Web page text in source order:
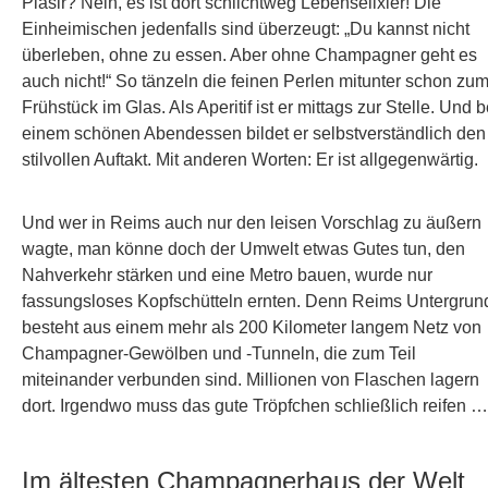
Einheimischen jedenfalls sind überzeugt: „Du kannst nicht
überleben, ohne zu essen. Aber ohne Champagner geht es
auch nicht!“ So tänzeln die feinen Perlen mitunter schon zum
Frühstück im Glas. Als Aperitif ist er mittags zur Stelle. Und
einem schönen Abendessen bildet er selbstverständlich den
stilvollen Auftakt. Mit anderen Worten: Er ist allgegenwärtig.
Und wer in Reims auch nur den leisen Vorschlag zu äußern
wagte, man könne doch der Umwelt etwas Gutes tun, den
Nahverkehr stärken und eine Metro bauen, wurde nur
fassungsloses Kopfschütteln ernten. Denn Reims
besteht aus einem mehr als 200 Kilometer langem Netz von
Champagner-Gewölben und -Tunneln, die zum Teil
miteinander verbunden sind. Millionen von Flaschen lagern
dort. Irgendwo muss das gute Tröpfchen schließlich reifen …
Im ältesten Champagnerhaus der Welt